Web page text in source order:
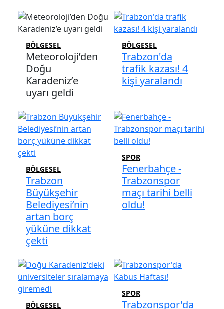
BÖLGESEL
Meteoroloji’den
Doğu
Karadeniz’e
uyarı geldi
BÖLGESEL
Trabzon'da
trafik kazası! 4
kişi yaralandı
BÖLGESEL
Trabzon
Büyükşehir
Belediyesi’nin
artan borç
yüküne dikkat
çekti
SPOR
Fenerbahçe -
Trabzonspor
maçı tarihi belli
oldu!
BÖLGESEL
SPOR
Trabzonspor'da